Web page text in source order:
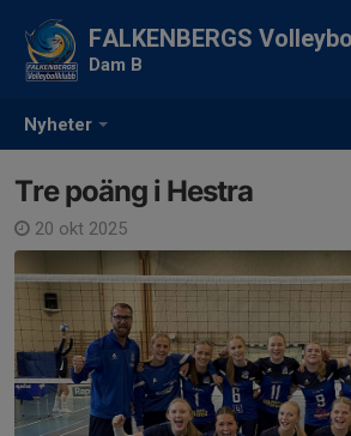
Nyheter
FALKENBERGS
Dam B
Tre poäng i Hestra
20 okt 2025